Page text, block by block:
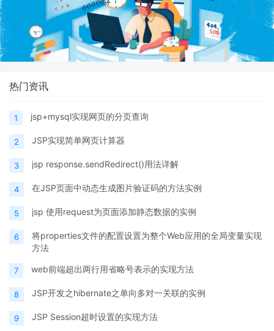
热门资讯
1 jsp+mysql实现网页的分页查询
2 JSP实现简单网页计算器
3 jsp response.sendRedirect()用法详解
4 在JSP页面中动态生成图片验证码的方法实例
5 jsp 使用request为页面添加静态数据的实例
6
将properties文件的配置设置为整个Web应用的全局变量实现
方法
7 web前端超出两行用省略号表示的实现方法
8 JSP开发之hibernate之单向多对一关联的实例
9 JSP Session超时设置的实现方法